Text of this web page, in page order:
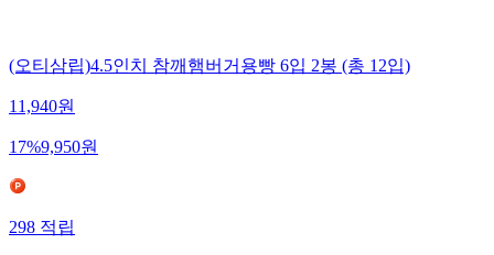
(오티삼립)4.5인치 참깨햄버거용빵 6입 2봉 (총 12입)
11,940원
17%9,950원
298적립